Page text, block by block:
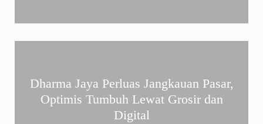
Dharma Jaya Perluas Jangkauan Pasar,
Optimis Tumbuh Lewat Grosir dan
Digital